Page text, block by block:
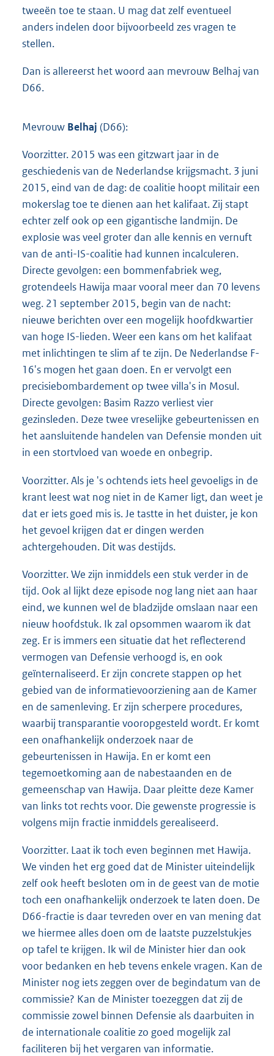
tweeën toe te staan. U mag dat zelf eventueel
anders indelen door bijvoorbeeld zes vragen te
stellen.
Dan is allereerst het woord aan mevrouw Belhaj van
D66.
Mevrouw Belhaj (D66):
Voorzitter. 2015 was een gitzwart jaar in de
geschiedenis van de Nederlandse krijgsmacht. 3 juni
2015, eind van de dag: de coalitie hoopt militair een
mokerslag toe te dienen aan het kalifaat. Zij stapt
echter zelf ook op een gigantische landmijn. De
explosie was veel groter dan alle kennis en vernuft
van de anti-IS-coalitie had kunnen incalculeren.
Directe gevolgen: een bommenfabriek weg,
grotendeels Hawija maar vooral meer dan 70 levens
weg. 21 september 2015, begin van de nacht:
nieuwe berichten over een mogelijk hoofdkwartier
van hoge IS-lieden. Weer een kans om het kalifaat
met inlichtingen te slim af te zijn. De Nederlandse F-
16's mogen het gaan doen. En er vervolgt een
precisiebombardement op twee villa's in Mosul.
Directe gevolgen: Basim Razzo verliest vier
gezinsleden. Deze twee vreselijke gebeurtenissen en
het aansluitende handelen van Defensie monden uit
in een stortvloed van woede en onbegrip.
Voorzitter. Als je 's ochtends iets heel gevoeligs in de
krant leest wat nog niet in de Kamer ligt, dan weet je
dat er iets goed mis is. Je tastte in het duister, je kon
het gevoel krijgen dat er dingen werden
achtergehouden. Dit was destijds.
Voorzitter. We zijn inmiddels een stuk verder in de
tijd. Ook al lijkt deze episode nog lang niet aan haar
eind, we kunnen wel de bladzijde omslaan naar een
nieuw hoofdstuk. Ik zal opsommen waarom ik dat
zeg. Er is immers een situatie dat het reflecterend
vermogen van Defensie verhoogd is, en ook
geïnternaliseerd. Er zijn concrete stappen op het
gebied van de informatievoorziening aan de Kamer
en de samenleving. Er zijn scherpere procedures,
waarbij transparantie vooropgesteld wordt. Er komt
een onafhankelijk onderzoek naar de
gebeurtenissen in Hawija. En er komt een
tegemoetkoming aan de nabestaanden en de
gemeenschap van Hawija. Daar pleitte deze Kamer
van links tot rechts voor. Die gewenste progressie is
volgens mijn fractie inmiddels gerealiseerd.
Voorzitter. Laat ik toch even beginnen met Hawija.
We vinden het erg goed dat de Minister uiteindelijk
zelf ook heeft besloten om in de geest van de motie
toch een onafhankelijk onderzoek te laten doen. De
D66-fractie is daar tevreden over en van mening dat
we hiermee alles doen om de laatste puzzelstukjes
op tafel te krijgen. Ik wil de Minister hier dan ook
voor bedanken en heb tevens enkele vragen. Kan de
Minister nog iets zeggen over de begindatum van de
commissie? Kan de Minister toezeggen dat zij de
commissie zowel binnen Defensie als daarbuiten in
de internationale coalitie zo goed mogelijk zal
faciliteren bij het vergaren van informatie.